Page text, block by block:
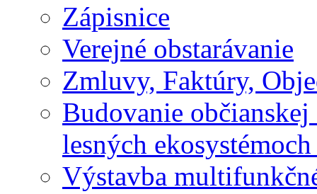
Zápisnice
Verejné obstarávanie
Zmluvy, Faktúry,
Budovanie
lesných
Výstavba